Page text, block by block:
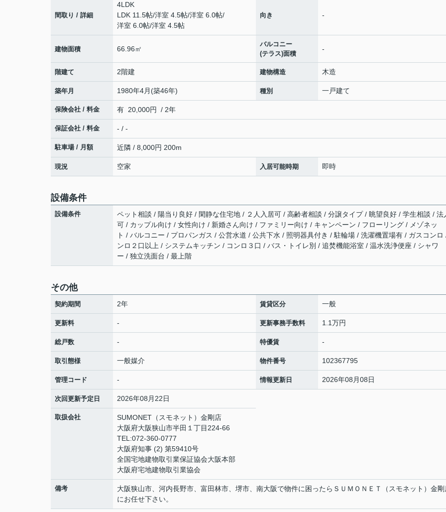
間取り / 詳細
4LDK
LDK 11.5帖/洋室 4.5帖/洋室 6.0帖/
洋室 6.0帖/洋室 4.5帖
向き -
建物面積 66.96㎡
バルコニー
(テラス)面積
-
階建て 2階建 建物構造 木造
築年月 1980年4月(築46年) 種別 一戸建て
保険会社 / 料金 有 20,000円 / 2年
保証会社 / 料金 - / -
駐車場 / 月額 近隣 / 8,000円 200m
現況 空家 入居可能時期 即時
設備条件
設備条件
ペット相談 / 陽当り良好 / 閑静な住宅地 / ２人入居可 / 高齢者相談 / 分譲タイプ / 眺望良好 / 学生相談 / 法
可 / カップル向け / 女性向け / 新婚さん向け / ファミリー向け / キャンペーン / フローリング / メゾネッ
ト / バルコニー / プロパンガス / 公営水道 / 公共下水 / 照明器具付き / 駐輪場 / 洗濯機置場有 / ガスコンロ
ンロ２口以上 / システムキッチン / コンロ３口 / バス・トイレ別 / 追焚機能浴室 / 温水洗浄便座 / シャワ
ー / 独立洗面台 / 最上階
その他
契約期間 2年 賃貸区分 一般
更新料 - 更新事務手数料 1.1万円
総戸数 - 特優賃 -
取引態様 一般媒介 物件番号 102367795
管理コード - 情報更新日 2026年08月08日
次回更新予定日 2026年08月22日
取扱会社
SUMONET（スモネット）金剛店
大阪府大阪狭山市半田１丁目224-66
TEL:072-360-0777
大阪府知事 (2) 第59410号
全国宅地建物取引業保証協会大阪本部
大阪府宅地建物取引業協会
備考
大阪狭山市、河内長野市、富田林市、堺市、南大阪で物件に困ったらＳＵＭＯＮＥＴ（スモネット）金剛
にお任せ下さい。